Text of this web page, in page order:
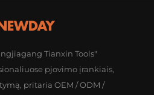
Tianxin Tools"
pjovimo įrankiais,
pritaria OEM / ODM /